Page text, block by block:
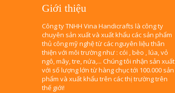
Giới thiệu
Công ty TNHH Vina Handicrafts là công ty
chuyên sản xuất và xuất khẩu các sản phẩm
thủ công mỹ nghệ từ các nguyên liệu thân
thiện với môi trường như : cói , bèo , lúa, vỏ
ngô, mây, tre, nứa,... Chúng tôi nhận sản xuất
với số lượng lớn từ hàng chục tới 100.000 sản
phẩm và xuất khẩu trên các thị trường trên
thế giới!